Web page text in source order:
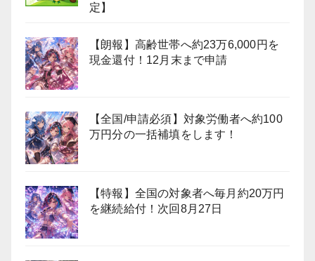
定】
【朗報】高齢世帯へ約23万6,000円を
現金還付！12月末まで申請
【全国/申請必須】対象労働者へ約100
万円分の一括補填をします！
【特報】全国の対象者へ毎月約20万円
を継続給付！次回8月27日